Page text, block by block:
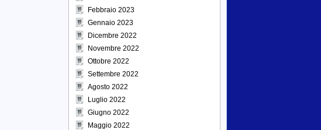
Febbraio 2023
Gennaio 2023
Dicembre 2022
Novembre 2022
Ottobre 2022
Settembre 2022
Agosto 2022
Luglio 2022
Giugno 2022
Maggio 2022